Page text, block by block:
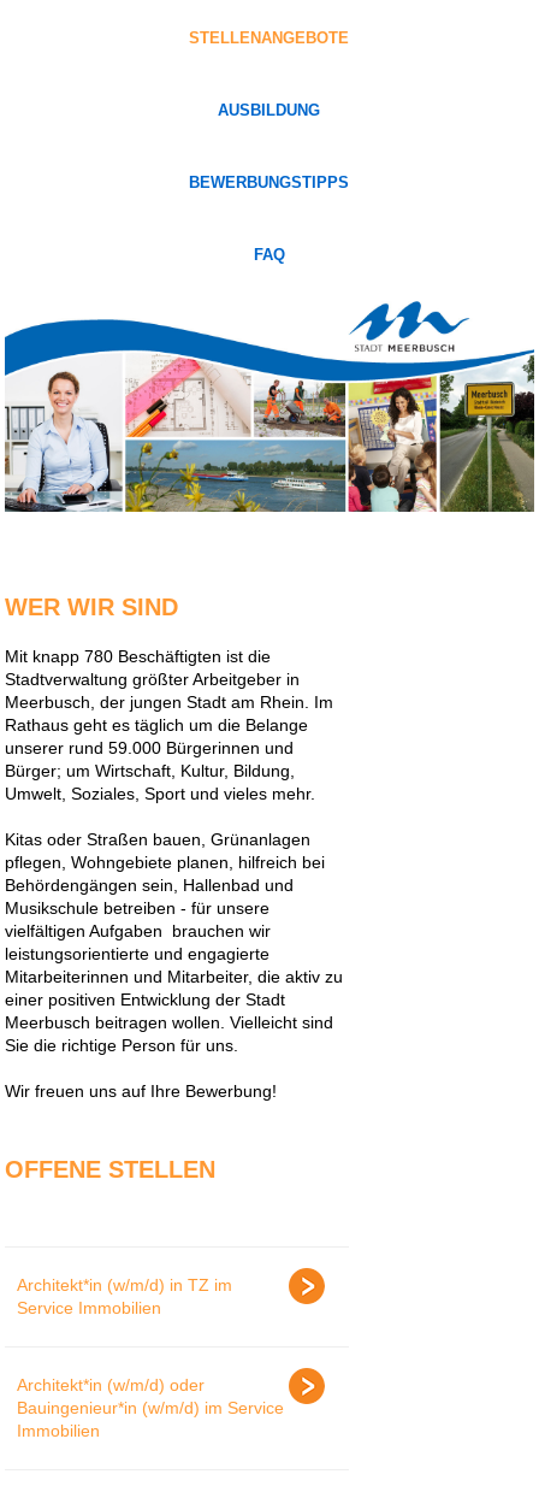
STELLENANGEBOTE
AUSBILDUNG
BEWERBUNGSTIPPS
FAQ
WER WIR SIND
Mit knapp 780 Beschäftigten ist die
Stadtverwaltung größter Arbeitgeber in
Meerbusch, der jungen Stadt am Rhein. Im
Rathaus geht es täglich um die Belange
unserer rund 59.000 Bürgerinnen und
Bürger; um Wirtschaft, Kultur, Bildung,
Umwelt, Soziales, Sport und vieles mehr.
Kitas oder Straßen bauen, Grünanlagen
pflegen, Wohngebiete planen, hilfreich bei
Behördengängen sein, Hallenbad und
Musikschule betreiben - für unsere
vielfältigen Aufgaben brauchen wir
leistungsorientierte und engagierte
Mitarbeiterinnen und Mitarbeiter, die aktiv zu
einer positiven Entwicklung der Stadt
Meerbusch beitragen wollen. Vielleicht sind
Sie die richtige Person für uns.
Wir freuen uns auf Ihre Bewerbung!
OFFENE STELLEN
Architekt*in (w/m/d) in TZ im
Service Immobilien
Architekt*in (w/m/d) oder
Bauingenieur*in (w/m/d) im Service
Immobilien